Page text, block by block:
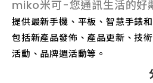
miko米可-您通訊生活的好
提供最新手機、平板、智慧手錶
包括新產品發佈、產品更新、技
活動、品牌週活動等。